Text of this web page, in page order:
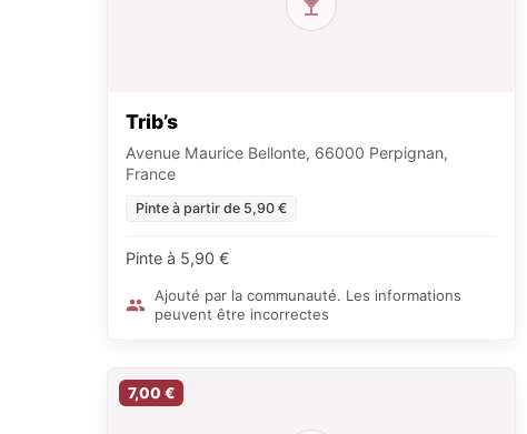
Trib’s
Avenue Maurice Bellonte, 66000 Perpignan,
France
Pinte à partir de 5,90 €
Pinte à 5,90 €
Ajouté par la communauté. Les informations
peuvent être incorrectes
7,00 €